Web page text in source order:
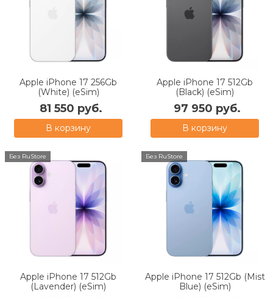
Apple iPhone 17 256Gb
(White) (eSim)
81 550 руб.
В корзину
Apple iPhone 17 512Gb
(Black) (eSim)
97 950 руб.
В корзину
Без RuStore
Apple iPhone 17 512Gb
(Lavender) (eSim)
Без RuStore
Apple iPhone 17 512Gb (Mist
Blue) (eSim)